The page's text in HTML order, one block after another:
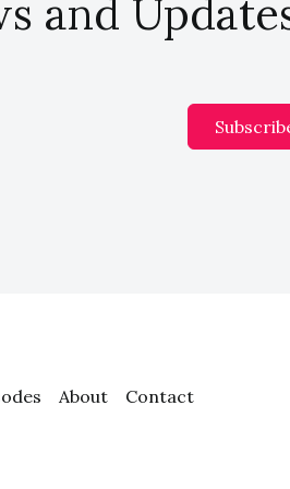
and
About Contact